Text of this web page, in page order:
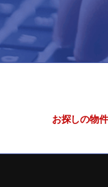
お探しの物